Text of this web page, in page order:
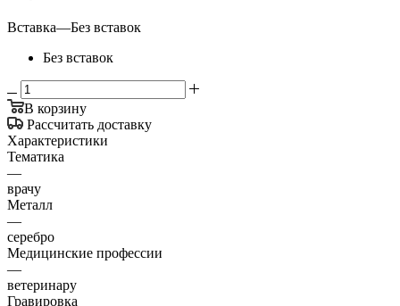
Вставка—Без вставок
Без вставок
В корзину
Рассчитать доставку
Характеристики
Тематика
—
врачу
Металл
—
серебро
Медицинские профессии
—
ветеринару
Гравировка